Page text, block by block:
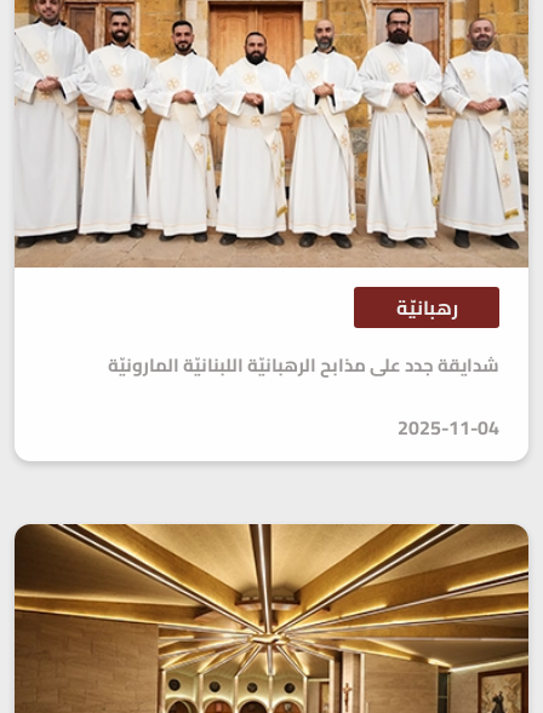
رهبانيّة
شدايقة جدد على مذابح الرهبانيّة اللبنانيّة المارونيّة
2025-11-04